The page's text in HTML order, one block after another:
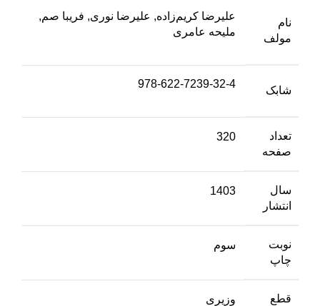
نام
مولف
علیرضا کریم‌زاده, علیرضا نوری, فریبا صم,
ملیحه عامری
شابک
978-622-7239-32-4
تعداد
صفحه
320
سال
انتشار
1403
نوبت
چاپ
سوم
قطع
وزیری